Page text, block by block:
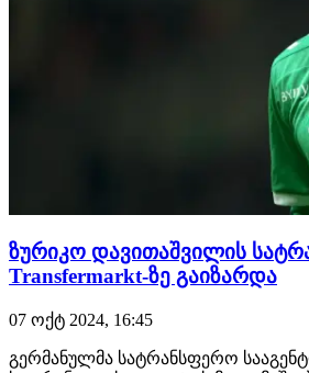
ზურიკო დავითაშვილის
Transfermarkt-ზე გაიზარდა
07 ოქტ 2024, 16:45
გერმანულმა სატრანსფერო